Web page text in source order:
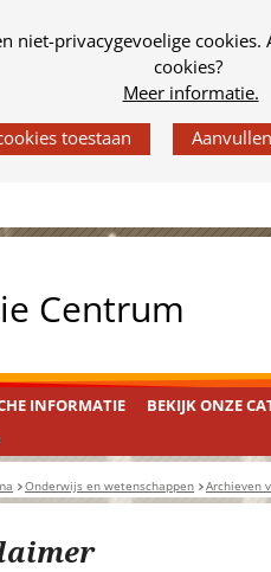
niet-privacygevoelige
cookies?
Meer informatie.
Centrum
k
i
d
e
INFORMATIE BEKIJK ONZE
Onderwijs en wetenschappen Archieven